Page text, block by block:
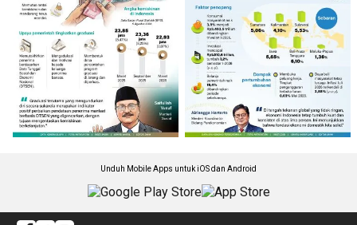
Unduh Mobile Apps untuk iOS dan Android